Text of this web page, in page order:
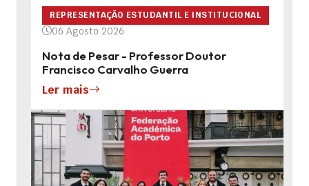
REPRESENTAÇÃO ESTUDANTIL E INSTITUCIONAL
06 Agosto 2026
Nota de Pesar - Professor Doutor
Francisco Carvalho Guerra
Ler mais